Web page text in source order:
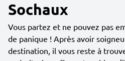
Sochaux
Vous partez et ne pouvez pas
de panique ! Après avoir
destination, il vous reste à